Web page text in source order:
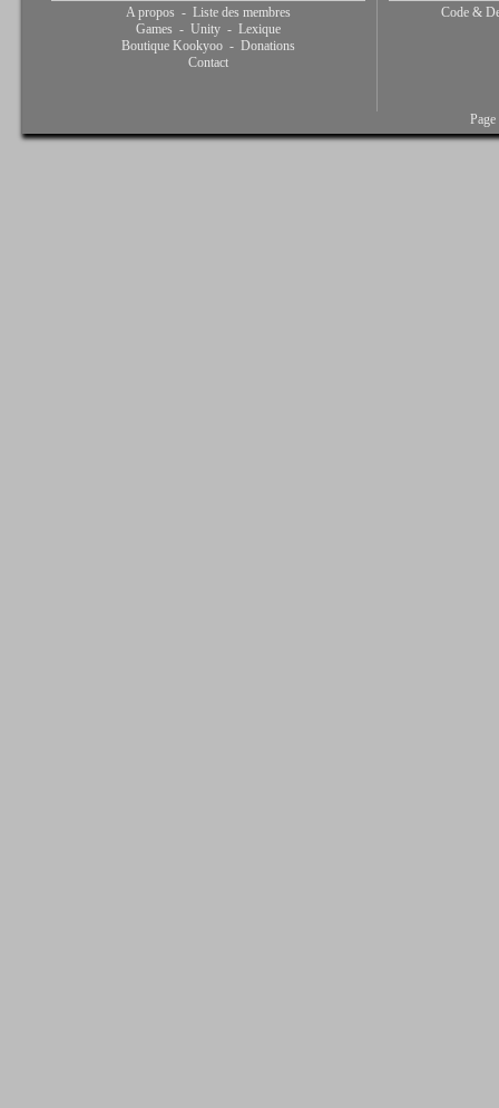
A propos - Liste des membres
Games - Unity - Lexique
Boutique Kookyoo - Donations
Contact
Code &